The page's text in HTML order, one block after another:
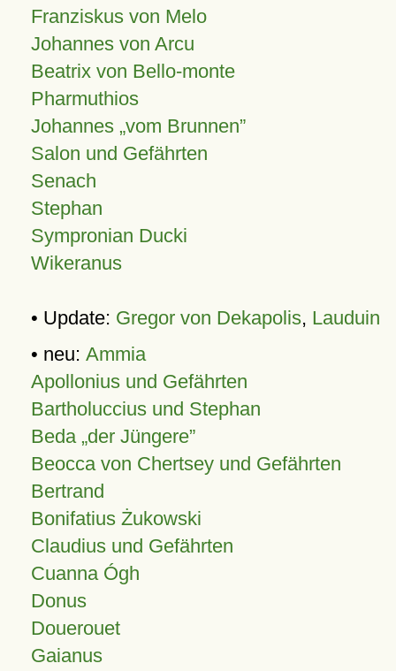
Franziskus von Melo
Johannes von Arcu
Beatrix von Bello-monte
Pharmuthios
Johannes vom Brunnen
Salon und Gefährten
Senach
Stephan
Sympronian Ducki
Wikeranus
• Update: Gregor von Dekapolis, Lauduin
• neu: Ammia
Apollonius und Gefährten
Bartholuccius und Stephan
Beda „der Jüngere”
Beocca von Chertsey und Gefährten
Bertrand
Bonifatius Żukowski
Claudius und Gefährten
Cuanna Ógh
Donus
Douerouet
Gaianus